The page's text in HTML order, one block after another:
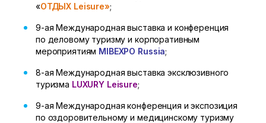
«ОТДЫХ Leisure»;
9-ая Международная выставка и конференция
по деловому туризму и корпоративным
мероприятиям MIBEXPO Russia;
8-ая Международная выставка эксклюзивного
туризма LUXURY Leisure;
9-ая Международная конференция и экспозиция
по оздоровительному и медицинскому туризму